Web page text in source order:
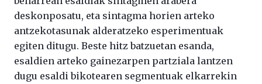
deskonposatu, eta sintagma horien arteko
antzekotasunak alderatzeko esperimentuak
egiten ditugu. Beste hitz batzuetan esanda,
esaldien arteko gainezarpen partziala lantzen
dugu esaldi bikotearen segmentuak elkarrekin